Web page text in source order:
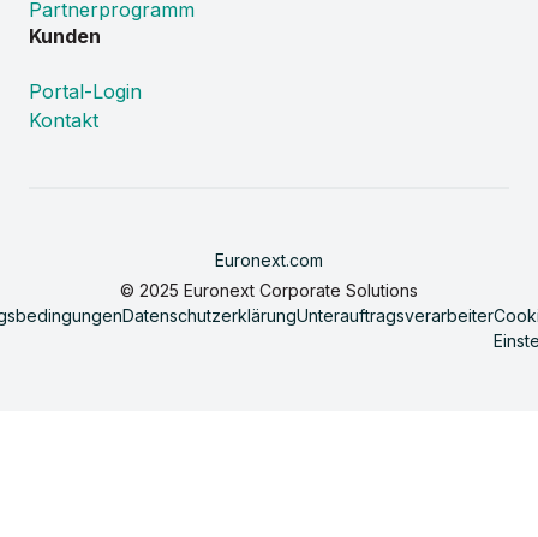
Partnerprogramm
Kunden
Portal-Login
Kontakt
© 2025 Euronext Corporate Solutions
DatenschutzerklärungUnterauftragsverarbeiter
Euronext.com